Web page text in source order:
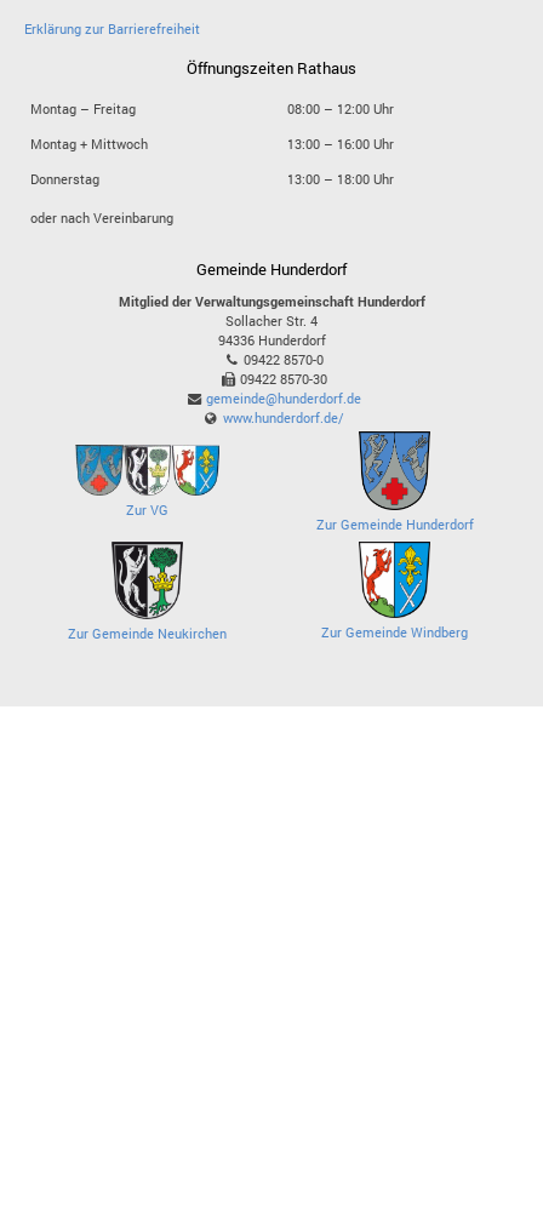
Erklärung zur Barrierefreiheit
Öffnungszeiten Rathaus
Montag – Freitag
08:00 – 12:00 Uhr
Montag + Mittwoch
13:00 – 16:00 Uhr
Donnerstag
13:00 – 18:00 Uhr
oder nach Vereinbarung
Gemeinde Hunderdorf
Mitglied der Verwaltungsgemeinschaft Hunderdorf
Sollacher Str. 4
94336 Hunderdorf
09422 8570-0
09422 8570-30
gemeinde@hunderdorf.de
www.hunderdorf.de/
Zur VG
Zur Gemeinde Hunderdorf
Zur Gemeinde Neukirchen Zur Gemeinde Windberg